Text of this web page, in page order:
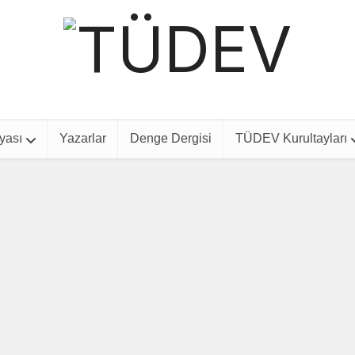
Yazarlar Denge Dergisi TÜDEV Kurultayları